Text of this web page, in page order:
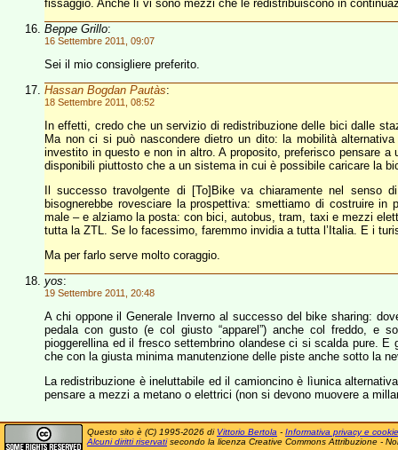
fissaggio. Anche lì vi sono mezzi che le redistribuiscono in
Beppe Grillo:
16 Settembre 2011, 09:07
Sei il mio consigliere preferito.
Hassan Bogdan Pautàs:
18 Settembre 2011, 08:52
In effetti, credo che un servizio di redistribuzione delle bici dalle
Ma non ci si può nascondere dietro un dito: la mobilità
investito in questo e non in altro. A proposito, preferisco pensare
disponibili piuttosto che a un sistema in cui è possibile caricare la
Il successo travolgente di [To]Bike va chiaramente nel
bisognerebbe rovesciare la prospettiva: smettiamo di costruire
male – e alziamo la posta: con bici, autobus, tram, taxi e mezzi
tutta la ZTL. Se lo facessimo, faremmo invidia a tutta l’Italia. E i
Ma per farlo serve molto coraggio.
yos:
19 Settembre 2011, 20:48
A chi oppone il Generale Inverno al successo del bike sharing:
pedala con gusto (e col giusto “apparel”) anche col freddo, e
pioggerellina ed il fresco settembrino olandese ci si scalda pure.
che con la giusta minima manutenzione delle piste anche sotto la
La redistribuzione è ineluttabile ed il camioncino è lìunica
pensare a mezzi a metano o elettrici (non si devono muovere a
Questo sito è (C) 1995-2026 di Vittorio Bertola - Informativa privacy e cookie
Alcuni diritti riservatisecondo la licenza Creative Commons Attribuzione -